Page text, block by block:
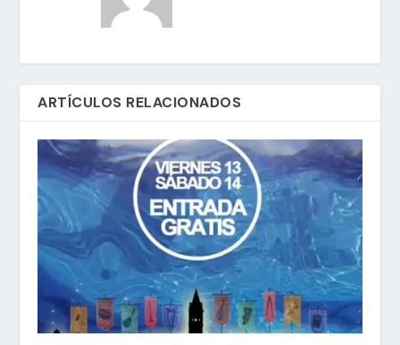
ARTÍCULOS RELACIONADOS